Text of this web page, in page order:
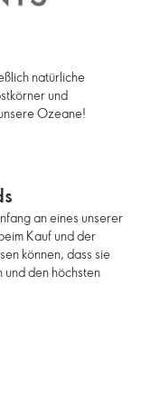
natürliche
und
Ozeane!
an eines unserer
Kauf und der
können, dass sie
den höchsten